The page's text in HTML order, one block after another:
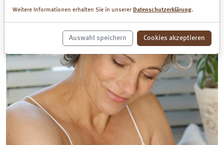
Weitere Informationen erhalten Sie in unserer Datenschutzerklärung.
Auswahl speichern Cookies akzeptieren